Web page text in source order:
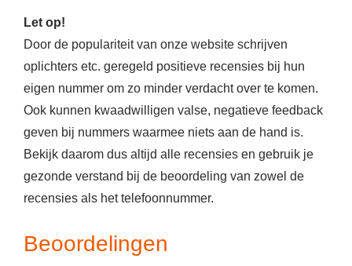
Let op!
Door de populariteit van onze website schrijven
oplichters etc. geregeld positieve recensies bij hun
eigen nummer om zo minder verdacht over te komen.
Ook kunnen kwaadwilligen valse, negatieve feedback
geven bij nummers waarmee niets aan de hand is.
Bekijk daarom dus altijd alle recensies en gebruik je
gezonde verstand bij de beoordeling van zowel de
recensies als het telefoonnummer.
Beoordelingen